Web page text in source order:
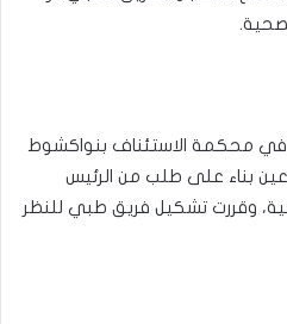
في محكمة الاستئناف بنواكشوط
بناء على طلب من الرئيس
وقررت تشكيل فريق طبي للنظر